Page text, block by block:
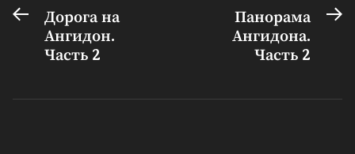
Навигация
записям
Предыдущая
запись:
Дорога на
Ангидон.
Часть 2
Панорама
Ангидона.
Часть 2